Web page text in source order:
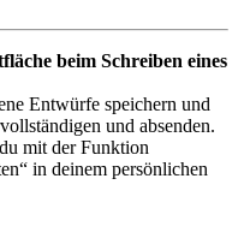
beim Schreiben eines
Entwürfe speichern und
und absenden.
mit der Funktion
in deinem persönlichen